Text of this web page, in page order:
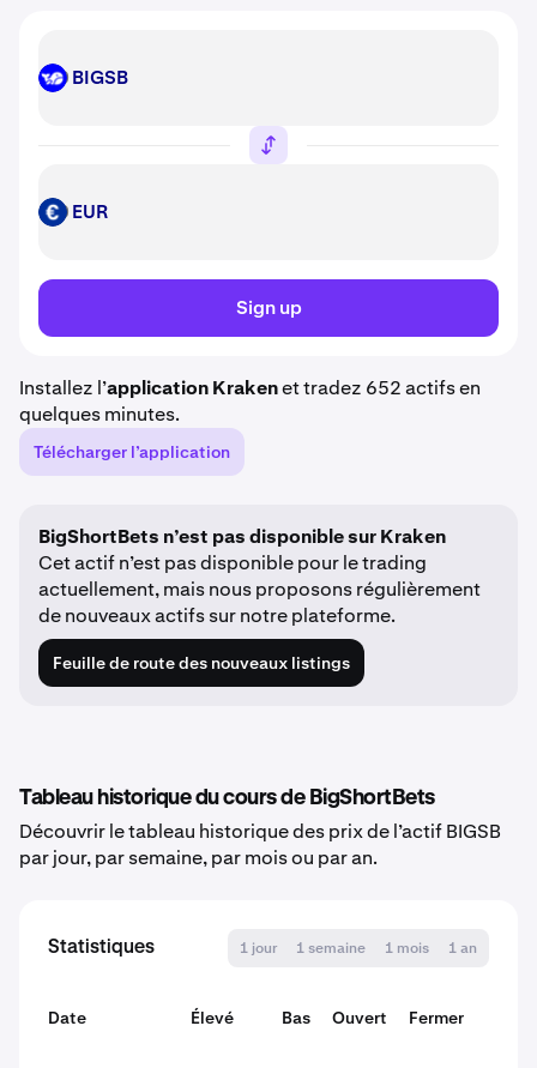
BIGSB BIGSB
EUR EUR
Sign up
Installez l’application Krakenet tradez 652 actifs en
quelques minutes.
Télécharger l’application
BigShortBets n’est pas disponible sur Kraken
Cet actif n’est pas disponible pour le trading
actuellement, mais nous proposons régulièrement
de nouveaux actifs sur notre plateforme.
Feuille de route des nouveaux listings
Tableau historique du cours de BigShortBets
Découvrir le tableau historique des prix de l’actif BIGSB
par jour, par semaine, par mois ou par an.
Statistiques 1 jour 1 semaine 1 mois 1 an
Date Élevé Bas Ouvert
Fermer